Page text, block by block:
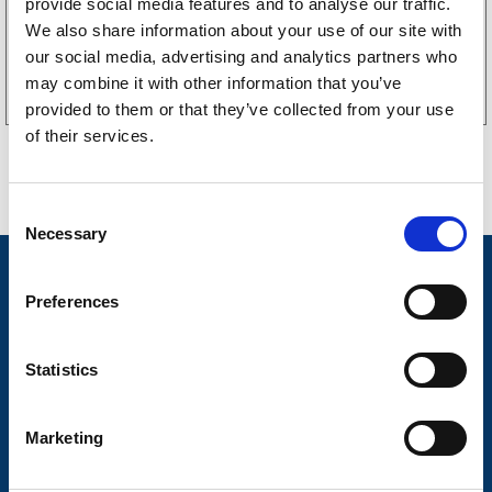
provide social media features and to analyse our traffic.
We also share information about your use of our site with
our social media, advertising and analytics partners who
may combine it with other information that you’ve
provided to them or that they’ve collected from your use
of their services.
o
Necessary
Preferences
Statistics
Marketing
Köp online
Släpvagnsservice
Frågor & Svar
Butikskoncept